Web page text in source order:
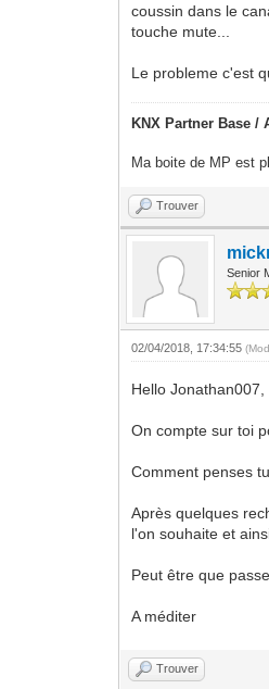
coussin dans le
touche mute...
Le probleme c'est
KNX Partner Base /
Ma boite de MP est
Trouver
Senior
02/04/2018, 17:34:55
Hello Jonathan007,
On compte sur toi
Comment penses
Après quelques
l'on souhaite et
Peut être que
A méditer
Trouver